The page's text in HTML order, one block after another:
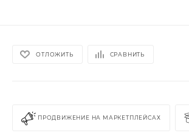
ОТЛОЖИТЬ СРАВНИТЬ
ПРОДВИЖЕНИЕ НА МАРКЕТПЛЕЙСАХ